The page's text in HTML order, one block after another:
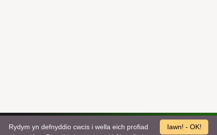
Iawn! - OK!
Rydym yn defnyddio cwcis i wella eich profiad